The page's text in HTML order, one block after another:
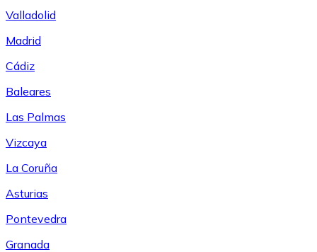
Valladolid
Madrid
Cádiz
Baleares
Las Palmas
Vizcaya
La Coruña
Asturias
Pontevedra
Granada